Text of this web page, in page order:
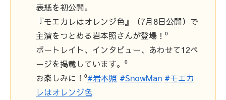
表紙を初公開。
『モエカレはオレンジ色』（7月8日公開）で
主演をつとめる岩本照さんが登場！⁰
ポートレイト、インタビュー、あわせて12ペ
ージを掲載しています。⁰
お楽しみに！⁰#岩本照 #SnowMan #モエカ
レはオレンジ色